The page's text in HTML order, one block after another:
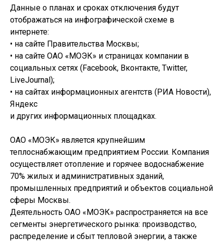
Данные о планах и сроках отключения будут
отображаться на инфографической схеме в
интернете:
• на сайте Правительства Москвы;
• на сайте ОАО «МОЭК» и страницах компании в
социальных сетях (Facebook, Вконтакте, Twitter,
LiveJournal);
• на сайтах информационных агентств (РИА Новости),
Яндекс
и других информационных площадках.
ОАО «МОЭК» является крупнейшим
теплоснабжающим предприятием России. Компания
осуществляет отопление и горячее водоснабжение
70% жилых и административных зданий,
промышленных предприятий и объектов социальной
сферы Москвы.
Деятельность ОАО «МОЭК» распространяется на все
сегменты энергетического рынка: производство,
распределение и сбыт тепловой энергии, а также